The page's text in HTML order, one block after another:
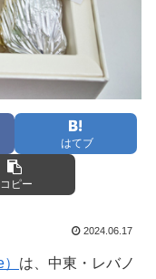
はてブ
コピー
2024.06.17
は、中東・レバノ